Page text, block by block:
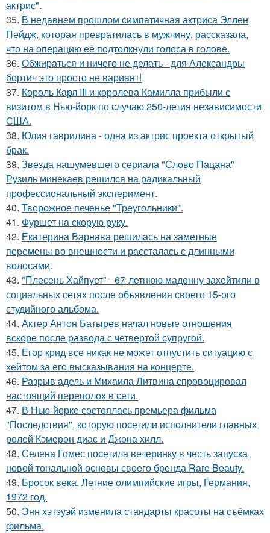
актрис".
35. В недавнем прошлом симпатичная актриса Эллен
Пейдж, которая превратилась в мужчину, рассказала,
что на операцию её подтолкнули голоса в голове.
36. Обжираться и ничего не делать - для Александры
бортич это просто не вариант!
37. Король Карл III и королева Камилла прибыли с
визитом в Нью-йорк по случаю 250-летия независимости
США.
38. Юлия гаврилина - одна из актрис проекта открытый
брак.
39. Звезда нашумевшего сериала "Слово Пацана"
Рузиль минекаев решился на радикальный
профессиональный эксперимент.
40. Творожное печенье "Треугольники".
41. Фуршет на скорую руку.
42. Екатерина Варнава решилась на заметные
перемены во внешности и рассталась с длинными
волосами.
43. "Плесень Хайпует" - 67-летнюю мадонну захейтили в
социальных сетях после объявления своего 15-ого
студийного альбома.
44. Актер Антон Батырев начал новые отношения
вскоре после развода с четвертой супругой.
45. Егор крид все никак не может отпустить ситуацию с
хейтом за его высказывания на концерте.
46. Разрыв адель и Михаила Литвина спровоцировал
настоящий переполох в сети.
47. В Нью-йорке состоялась премьера фильма
"Последствия", которую посетили исполнители главных
ролей Кэмерон диас и Джона хилл.
48. Селена Гомес посетила вечеринку в честь запуска
новой тональной основы своего бренда Rare Beauty.
49. Бросок века. Летние олимпийские игры, Германия,
1972 год.
50. Энн хэтэуэй изменила стандарты красоты на съёмках
фильма.